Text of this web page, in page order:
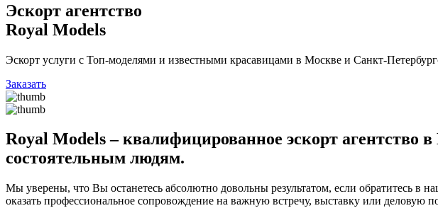
Эскорт агентство
Royal Models
Эскорт услуги с Топ-моделями и известными красавицами в Москве и Санкт-
Заказать
Royal Models – квалифицированное эскорт агентство
состоятельным людям.
Мы уверены, что Вы останетесь абсолютно довольны результатом, если обратитесь в
оказать профессиональное сопровождение на важную встречу, выставку или деловую